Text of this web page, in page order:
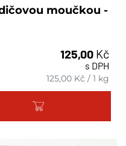
moučkou -
125,00 Kč
s DPH
125,00 Kč /1 kg